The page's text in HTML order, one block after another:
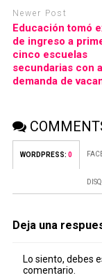
Newer Post
Educación tomó
de ingreso a
cinco escuelas
secundarias con
demanda de
WORDPRESS: 0
Deja una
Lo siento, debes
comentario.